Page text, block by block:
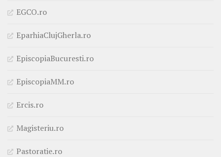
EGCO.ro
EparhiaClujGherla.ro
EpiscopiaBucuresti.ro
EpiscopiaMM.ro
Ercis.ro
Magisteriu.ro
Pastoratie.ro